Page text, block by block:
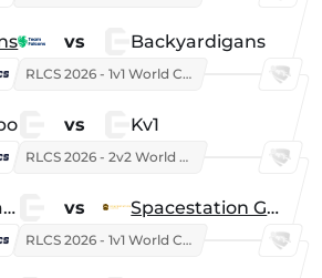
vs Backyardigans
RLCS 2026 - 1v1 World Championship
vs Kv1
RLCS 2026 - 2v2 World Championship
No Miss Just Fake vs Spacestation Gaming
RLCS 2026 - 1v1 World Championship